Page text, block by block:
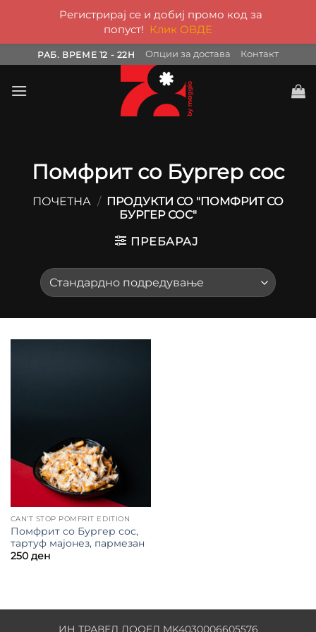
to
content
РАБ. ВРЕМЕ 12 - 22H Опции за достава Контакт
Помфрит со Бургер сос
ПОЧЕТНА / ПРОДУКТИ СО "ПОМФРИТ СО
БУРГЕР СОС"
ПРЕБАРАЈ
CAN’T STOP POMFRIT EDITION
Помфрит со Бургер сос,
тартуф мајонез, пармезан
250 ден
ИН ТРАВЕЛ ДООЕЛ MK4030006605576
Регистрирај се и добиј промо код за
попуст! Клик ОВДЕ